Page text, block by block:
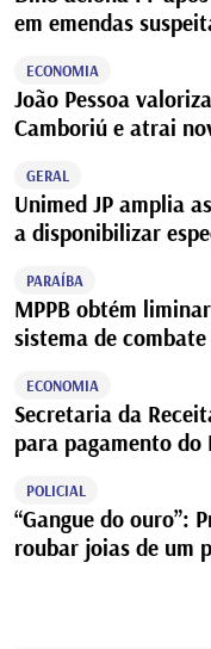
em emendas
ECONOMIA
João Pessoa
Camboriú e atrai
GERAL
Unimed JP amplia
a disponibilizar
PARAÍBA
MPPB obtém
sistema de
ECONOMIA
Secretaria da
para pagamento do
POLICIAL
“Gangue do ouro”:
roubar joias de um